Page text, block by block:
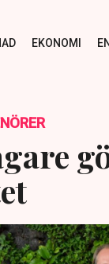
EKONOMI